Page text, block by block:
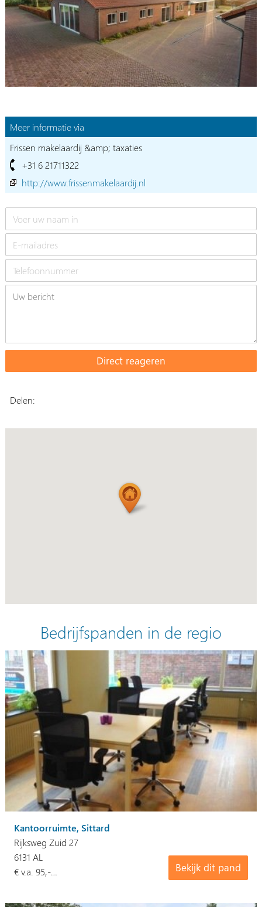
Meer informatie via
Frissen makelaardij &amp; taxaties
+31 6 21711322
http://www.frissenmakelaardij.nl
Delen:
Bedrijfspanden in de regio
Kantoorruimte, Sittard
Rijksweg Zuid 27
Bekijk dit pand
6131 AL
€ v.a. 95,-…